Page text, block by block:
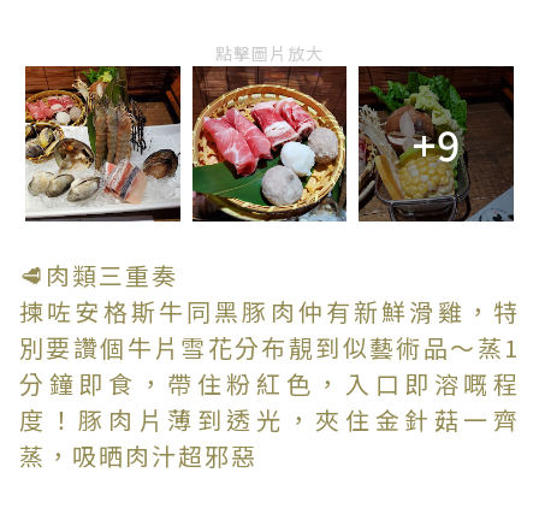
點擊圖片放大
+9
🥩肉類三重奏
揀咗安格斯牛同黑豚肉仲有新鮮滑雞，特
別要讚個牛片雪花分布靚到似藝術品～蒸1
分鐘即食，帶住粉紅色，入口即溶嘅程
度！豚肉片薄到透光，夾住金針菇一齊
蒸，吸晒肉汁超邪惡